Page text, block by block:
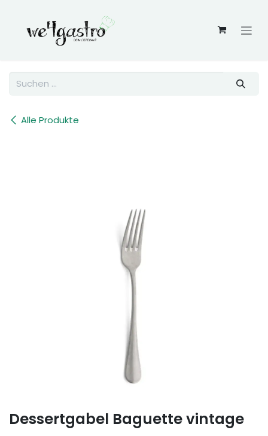
Alle Produkte
Dessertgabel Baguette vintage